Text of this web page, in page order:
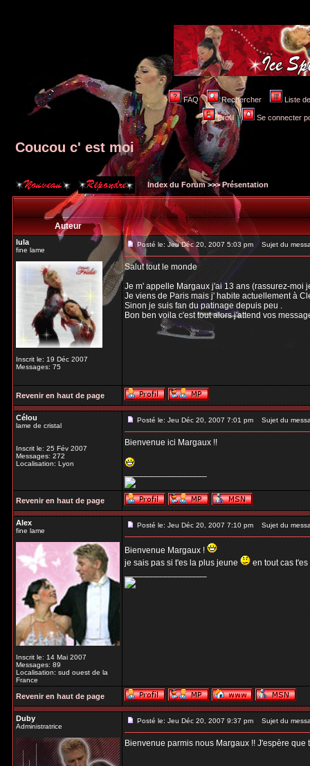
FAQ Rechercher Liste
Profil Se connecter
Coucou c' est moi
Index du Forum>>>Présentation
Auteur
lula
fine lame
Inscrit le: 19 Déc 2007
Messages: 75
Posté le: Jeu Déc 20, 2007 5:03 pm Sujet du
Salut tout le monde
Je m' appelle Margaux j'ai 13 ans (rassurez-moi
Je viens de Paris mais j' habite actuellement à
Sinon je suis fan du patinage depuis peu .
Bon ben voila c'est tout alors j'attend vos
Revenir en haut de page
Célou
lame de cristal
Inscrit le: 25 Fév 2007
Messages: 272
Localisation: Lyon
Posté le: Jeu Déc 20, 2007 7:01 pm Sujet du
Bienvenue ici Margaux !!
_________________
Revenir en haut de page
Alex
fine lame
Inscrit le: 14 Mai 2007
Messages: 89
Localisation: sud ouest de la
France
Posté le: Jeu Déc 20, 2007 7:10 pm Sujet du
Bienvenue Margaux !
je sais pas si t'es la plus jeune
en tout cas
_________________
Revenir en haut de page
Duby
Administratrice
Posté le: Jeu Déc 20, 2007 9:37 pm Sujet du
Bienvenue parmis nous Margaux !! J'espère